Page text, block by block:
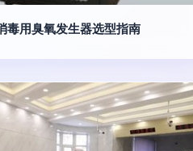
毒用臭氧发生器选型指南